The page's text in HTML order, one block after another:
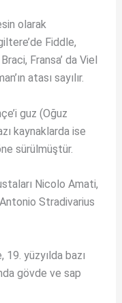
olarak
Fiddle,
Fransa’ da Viel
atası sayılır.
guz (Oğuz
kaynaklarda ise
sürülmüştür.
Nicolo Amati,
Stradivarius
yüzyılda bazı
gövde ve sap